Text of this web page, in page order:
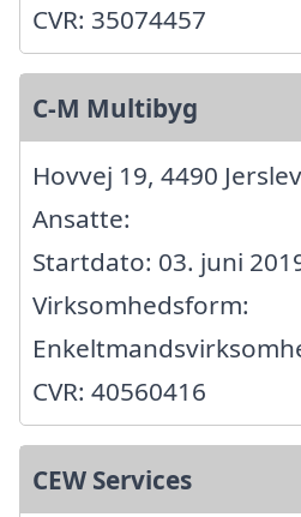
CVR: 35074457
C-M Multibyg
Hovvej 19, 4490
Ansatte:
Startdato: 03. juni
Virksomhedsform:
CVR: 40560416
CEW Services